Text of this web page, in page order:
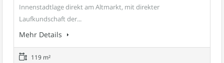
Innenstadtlage direkt am Altmarkt, mit direkter
Laufkundschaft der...
Mehr Details
119 m²